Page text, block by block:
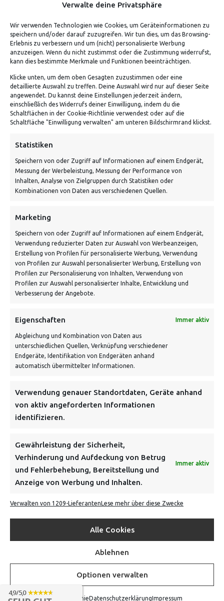
Verwalte deine Privatsphäre
Wir verwenden Technologien wie Cookies, um Geräteinformationen zu
speichern und/oder darauf zuzugreifen. Wir tun dies, um das Browsing-
Erlebnis zu verbessern und um (nicht) personalisierte Werbung
anzuzeigen. Wenn du nicht zustimmst oder die Zustimmung widerrufst,
kann dies bestimmte Merkmale und Funktionen beeinträchtigen.
Klicke unten, um dem oben Gesagten zuzustimmen oder eine
detaillierte Auswahl zu treffen. Deine Auswahl wird nur auf dieser Seite
angewendet. Du kannst deine Einstellungen jederzeit ändern,
einschließlich des Widerrufs deiner Einwilligung, indem du die
Schaltflächen in der Cookie-Richtlinie verwendest oder auf die
Schaltfläche "Einwilligung verwalten" am unteren Bildschirmrand klickst.
Statistiken
Speichern von oder Zugriff auf Informationen auf einem Endgerät,
Messung der Werbeleistung, Messung der Performance von
Inhalten, Analyse von Zielgruppen durch Statistiken oder
Kombinationen von Daten aus verschiedenen Quellen.
Marketing
Speichern von oder Zugriff auf Informationen auf einem Endgerät,
Verwendung reduzierter Daten zur Auswahl von Werbeanzeigen,
Erstellung von Profilen für personalisierte Werbung, Verwendung
von Profilen zur Auswahl personalisierter Werbung, Erstellung von
Profilen zur Personalisierung von Inhalten, Verwendung von
Profilen zur Auswahl personalisierter Inhalte, Entwicklung und
Verbesserung der Angebote.
Eigenschaften Immer aktiv
Abgleichung und Kombination von Daten aus
unterschiedlichen Quellen, Verknüpfung verschiedener
Endgeräte, Identifikation von Endgeräten anhand
automatisch übermittelter Informationen.
Verwendung genauer Standortdaten, Geräte anhand
von aktiv angeforderten Informationen
identifizieren.
Gewährleistung der Sicherheit,
Verhinderung und Aufdeckung von Betrug
und Fehlerbehebung, Bereitstellung und
Anzeige von Werbung und Inhalten.
Immer aktiv
Verwalten von 1209-LieferantenLese mehr über diese Zwecke
Alle Cookies
Ablehnen
Optionen verwalten
Cookie-RichtlinieDatenschutzerklärungImpressum
ADRESSE
Von Tiling GmbH
Kontakt: Mo - Fr von 10:00 bis 18:00 Uhr
info@vontiling.de
VERSANDKOSTENHINWEIS:
NEWSLETTER
Danke, deine Registrierung war erfolgreich! Bitte prüfe
FOLGE UNS
INFORMATIONEN
VON TILING© 2016-2026